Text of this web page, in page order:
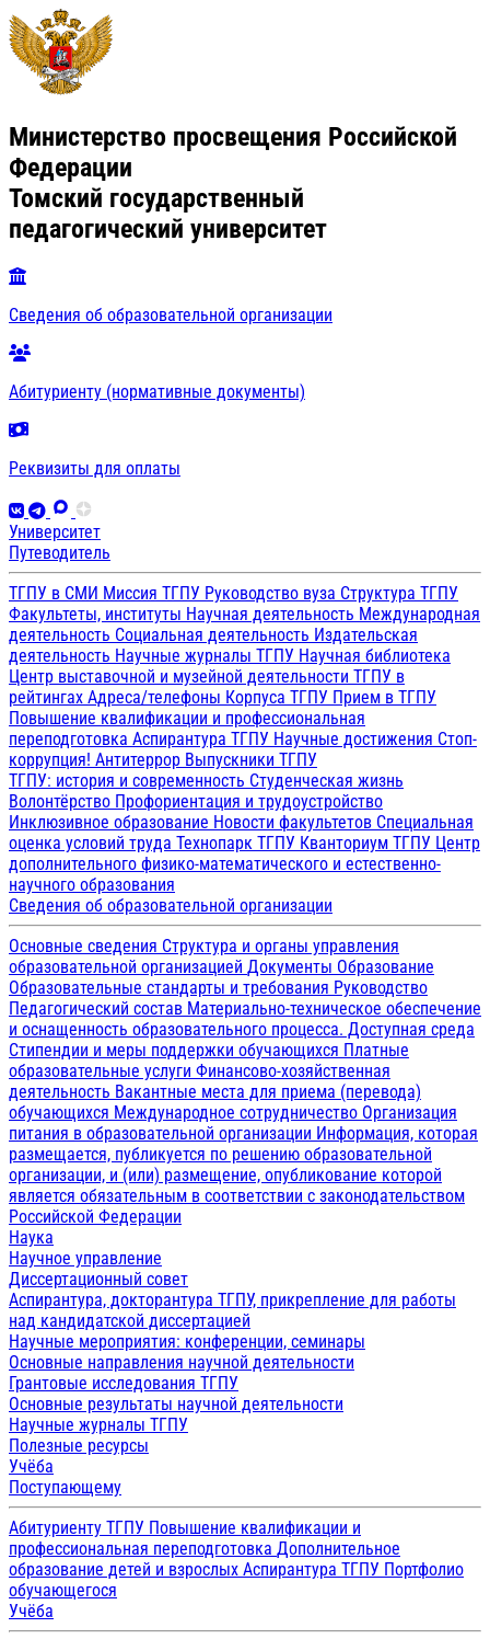
Министерство просвещения Российской
Федерации
Томский государственный
педагогический университет
Сведения об образовательной организации
Абитуриенту (нормативные документы)
Реквизиты для оплаты
Университет
Путеводитель
ТГПУ в СМИ Миссия ТГПУ Руководство вуза Структура ТГПУ
Факультеты, институты Научная деятельность Международная
деятельность Социальная деятельность Издательская
деятельность Научные журналы ТГПУ Научная библиотека
Центр выставочной и музейной деятельности ТГПУ в
рейтингах Адреса/телефоны Корпуса ТГПУ Прием в ТГПУ
Повышение квалификации и профессиональная
переподготовка Аспирантура ТГПУ Научные достижения Стоп-
коррупция! Антитеррор Выпускники ТГПУ
ТГПУ: история и современность Студенческая жизнь
Волонтёрство Профориентация и трудоустройство
Инклюзивное образование Новости факультетов Специальная
оценка условий труда Технопарк ТГПУ Кванториум ТГПУ Центр
дополнительного физико-математического и естественно-
научного образования
Сведения об образовательной организации
Основные сведения Структура и органы управления
образовательной организацией Документы Образование
Образовательные стандарты и требования Руководство
Педагогический состав Материально-техническое обеспечение
и оснащенность образовательного процесса. Доступная среда
Стипендии и меры поддержки обучающихся Платные
образовательные услуги Финансово-хозяйственная
деятельность Вакантные места для приема (перевода)
обучающихся Международное сотрудничество Организация
питания в образовательной организации Информация, которая
размещается, публикуется по решению образовательной
организации, и (или) размещение, опубликование которой
является обязательным в соответствии с законодательством
Российской Федерации
Наука
Научное управление
Диссертационный совет
Аспирантура, докторантура ТГПУ, прикрепление для работы
над кандидатской диссертацией
Научные мероприятия: конференции, семинары
Основные направления научной деятельности
Грантовые исследования ТГПУ
Основные результаты научной деятельности
Научные журналы ТГПУ
Полезные ресурсы
Учёба
Поступающему
Абитуриенту ТГПУ Повышение квалификации и
профессиональная переподготовка Дополнительное
образование детей и взрослых Аспирантура ТГПУ Портфолио
обучающегося
Учёба